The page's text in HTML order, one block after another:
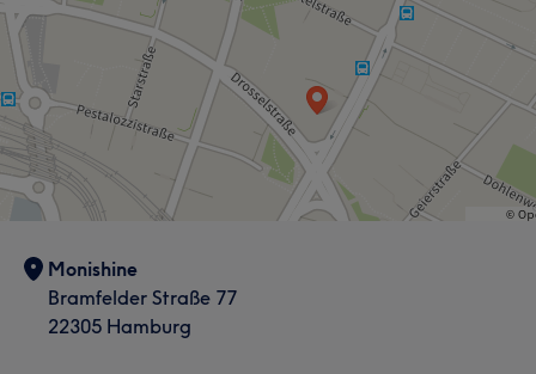
Monishine
Bramfelder Straße 77
22305 Hamburg